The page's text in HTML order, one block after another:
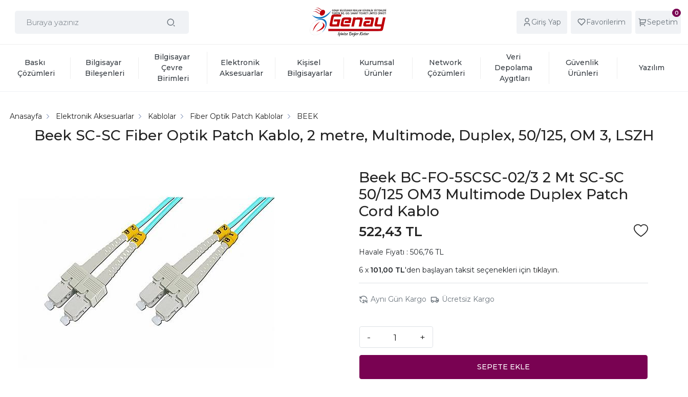
Giriş Yap Favorilerim
0
Sepetim
Baskı
Çözümleri
Bilgisayar
Bileşenleri
Bilgisayar
Çevre
Birimleri
Elektronik
Aksesuarlar
Kişisel
Bilgisayarlar
Kurumsal
Ürünler
Network
Çözümleri
Veri
Depolama
Aygıtları
Güvenlik
Ürünleri
Yazılım
Beek SC-SC Fiber Optik Patch Kablo, 2 metre, Multimode, Duplex, 50/125, OM 3, LSZH
Anasayfa Elektronik Aksesuarlar Kablolar Fiber Optik Patch Kablolar BEEK
Beek BC-FO-5SCSC-02/3 2 Mt SC-SC
50/125 OM3 Multimode Duplex Patch
Cord Kablo
522,43 TL
Havale Fiyatı : 506,76 TL
101,00 TL'den başlayan taksit seçenekleri için tıklayın.
Aynı Gün Kargo Ücretsiz Kargo
- +
SEPETE EKLE